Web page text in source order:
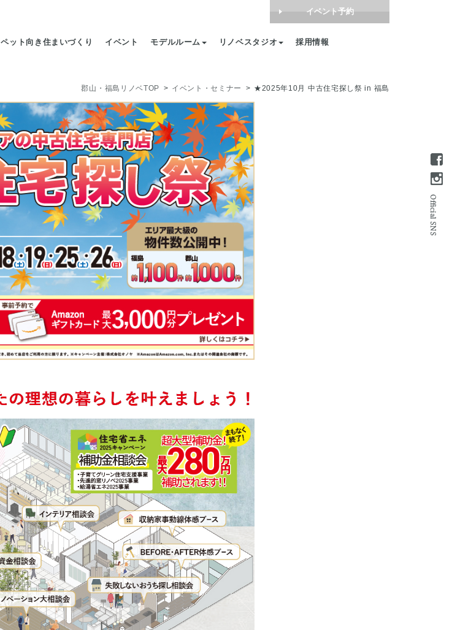
ペット向き住まいづくり イベント モデルルーム リノベスタジオ 採用情報
イベント予約
郡山・福島リノベTOP イベント・セミナー ★2025年10月 中古住宅探し祭 in 福島